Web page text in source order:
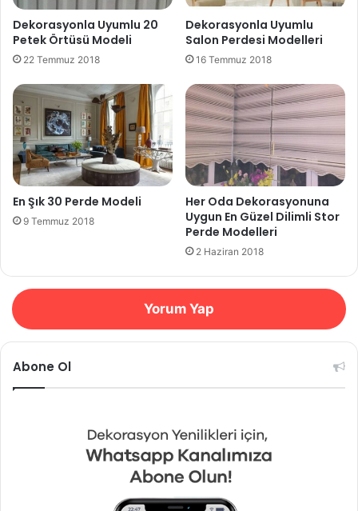
Dekorasyonla Uyumlu 20
Petek Örtüsü Modeli
22 Temmuz 2018
Dekorasyonla Uyumlu
Salon Perdesi Modelleri
16 Temmuz 2018
En Şık 30 Perde Modeli
9 Temmuz 2018
Her Oda Dekorasyonuna
Uygun En Güzel Dilimli Stor
Perde Modelleri
2 Haziran 2018
Yorum Yap
Abone Ol